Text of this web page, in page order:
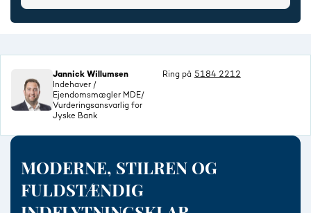
Jannick Willumsen
Indehaver /
Ejendomsmægler MDE/
Vurderingsansvarlig for
Jyske Bank
Ring på 5184 2212
MODERNE, STILREN OG
FULDSTÆNDIG